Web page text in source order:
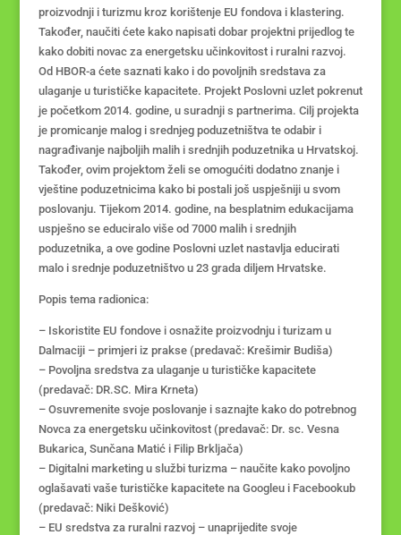
proizvodnji i turizmu kroz korištenje EU fondova i klastering.
Također, naučiti ćete kako napisati dobar projektni prijedlog te
kako dobiti novac za energetsku učinkovitost i ruralni razvoj.
Od HBOR-a ćete saznati kako i do povoljnih sredstava za
ulaganje u turističke kapacitete. Projekt Poslovni uzlet pokrenut
je početkom 2014. godine, u suradnji s partnerima. Cilj projekta
je promicanje malog i srednjeg poduzetništva te odabir i
nagrađivanje najboljih malih i srednjih poduzetnika u Hrvatskoj.
Također, ovim projektom želi se omogućiti dodatno znanje i
vještine poduzetnicima kako bi postali još uspješniji u svom
poslovanju. Tijekom 2014. godine, na besplatnim edukacijama
uspješno se educiralo više od 7000 malih i srednjih
poduzetnika, a ove godine Poslovni uzlet nastavlja educirati
malo i srednje poduzetništvo u 23 grada diljem Hrvatske.
Popis tema radionica:
– Iskoristite EU fondove i osnažite proizvodnju i turizam u
Dalmaciji – primjeri iz prakse (predavač: Krešimir Budiša)
– Povoljna sredstva za ulaganje u turističke kapacitete
(predavač: DR.SC. Mira Krneta)
– Osuvremenite svoje poslovanje i saznajte kako do potrebnog
Novca za energetsku učinkovitost (predavač: Dr. sc. Vesna
Bukarica, Sunčana Matić i Filip Brkljača)
– Digitalni marketing u službi turizma – naučite kako povoljno
oglašavati vaše turističke kapacitete na Googleu i Facebookub
(predavač: Niki Dešković)
– EU sredstva za ruralni razvoj – unaprijedite svoje